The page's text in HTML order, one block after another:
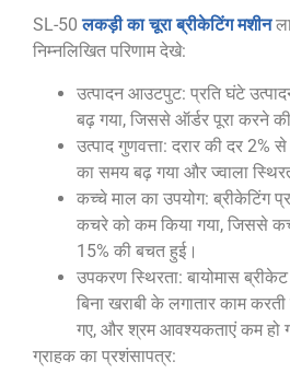
SL-50लकड़ी का चूरा ब्रीकेटिंग मशीन
निम्नलिखित परिणाम देखे:
उत्पादन आउटपुट: प्रति घंटे
बढ़ गया, जिससे ऑर्डर पूरा करने
उत्पाद गुणवत्ता: दरार की दर
का समय बढ़ गया और ज्वाला
कच्चे माल का उपयोग: ब्रीकेटिंग
कचरे को कम किया गया, जिससे
15% की बचत हुई।
उपकरण स्थिरता: बायोमास
बिना खराबी के लगातार काम
गए, और श्रम आवश्यकताएं कम हो
ग्राहक का प्रशंसापत्र: